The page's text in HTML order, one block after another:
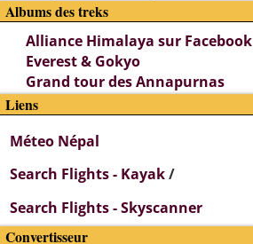
Albums des treks
Alliance Himalaya sur Facebook
Everest & Gokyo
Grand tour des Annapurnas
Liens
Méteo Népal
Search Flights - Kayak/
Search Flights - Skyscanner
Convertisseur